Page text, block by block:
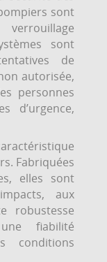
sont
sont
de
autorisée,
personnes
d’urgence,
Fabriquées
elles sont
aux
robustesse
fiabilité
conditions